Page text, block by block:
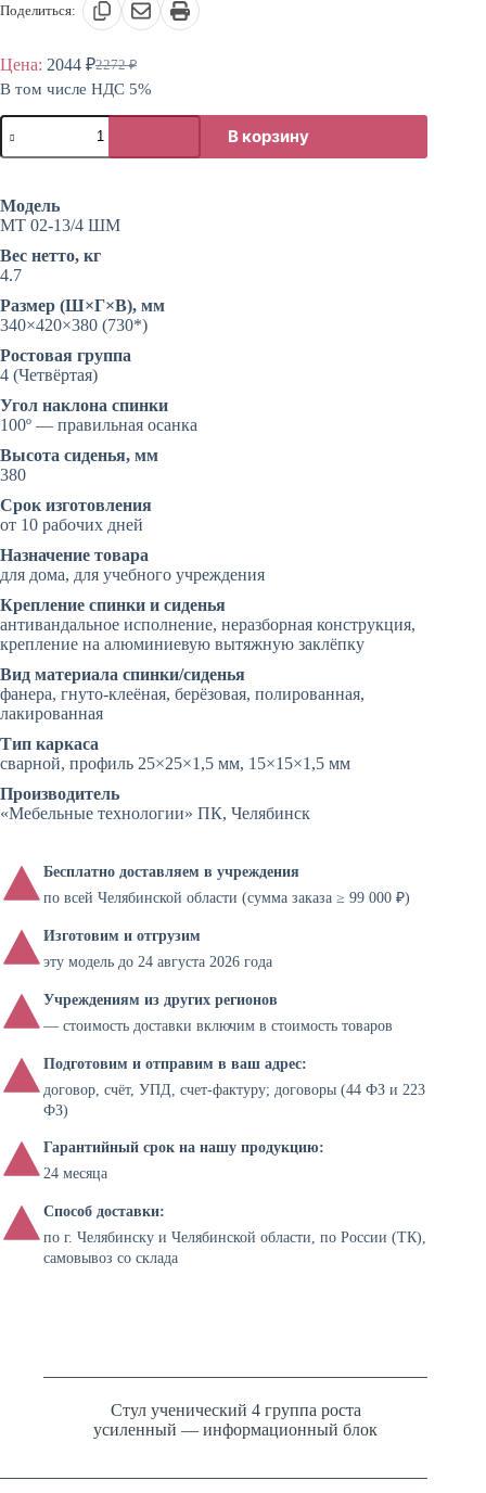
Поделиться:
Цена: 2272₽
Первоначальная
цена
составляла
2272 ₽.
2044 ₽Текущая
цена:
2044 ₽.
В том числе НДС 5%
Количество
товара
Стул
4
группа
роста
усиленный
В корзину
Модель
МТ 02-13/4 ШМ
Вес нетто, кг
4.7
Размер (Ш×Г×В), мм
340×420×380 (730*)
Ростовая группа
4 (Четвёртая)
Угол наклона спинки
100º — правильная осанка
Высота сиденья, мм
380
Срок изготовления
от 10 рабочих дней
Назначение товара
для дома, для учебного учреждения
Крепление спинки и сиденья
антивандальное исполнение, неразборная конструкция,
крепление на алюминиевую вытяжную заклёпку
Вид материала спинки/сиденья
фанера, гнуто-клеёная, берёзовая, полированная,
лакированная
Тип каркаса
сварной, профиль 25×25×1,5 мм, 15×15×1,5 мм
Производитель
«Мебельные технологии» ПК, Челябинск
Бесплатно доставляем в учреждения
по всей Челябинской области (сумма заказа ≥ 99 000 ₽)
Изготовим и отгрузим
эту модель до 24 августа 2026 года
Учреждениям из других регионов
— стоимость доставки включим в стоимость товаров
Подготовим и отправим в ваш адрес:
договор, счёт, УПД, счет-фактуру; договоры (44 ФЗ и 223
ФЗ)
Гарантийный срок на нашу продукцию:
24 месяца
Способ доставки:
по г. Челябинску и Челябинской области, по России (ТК),
самовывоз со склада
Стул ученический 4 группа роста
усиленный — информационный блок